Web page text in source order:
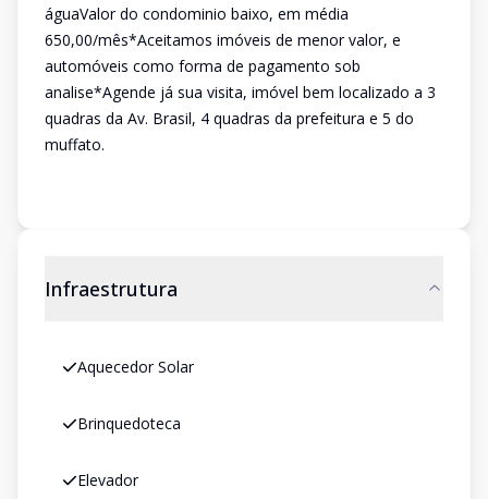
águaValor do condominio baixo, em média
650,00/mês*Aceitamos imóveis de menor valor, e
automóveis como forma de pagamento sob
analise*Agende já sua visita, imóvel bem localizado a 3
quadras da Av. Brasil, 4 quadras da prefeitura e 5 do
muffato.
Infraestrutura
Aquecedor Solar
Brinquedoteca
Elevador